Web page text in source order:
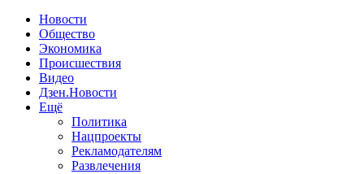
Новости
Общество
Экономика
Происшествия
Видео
Дзен.Новости
Ещё
Политика
Нацпроекты
Рекламодателям
Развлечения